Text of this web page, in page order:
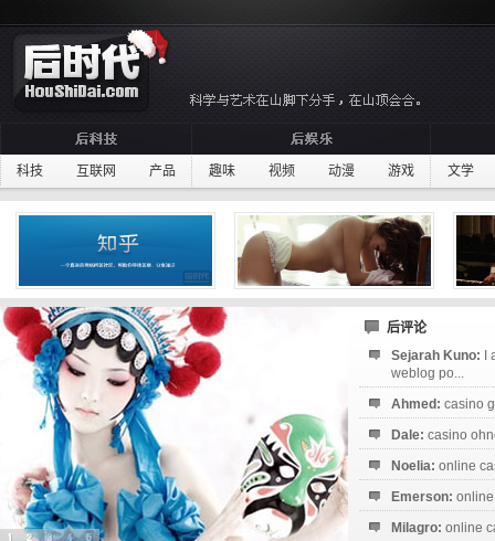
科技 互联网 产品 趣味 视频 动漫 游戏 文学
后评论
Sejarah Kuno:
weblog po...
Ahmed: casino
Dale: casino
Noelia: online
Emerson:
Milagro: online